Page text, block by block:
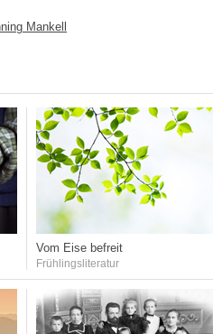
Mankell
Vom Eise befreit
Frühlingsliteratur